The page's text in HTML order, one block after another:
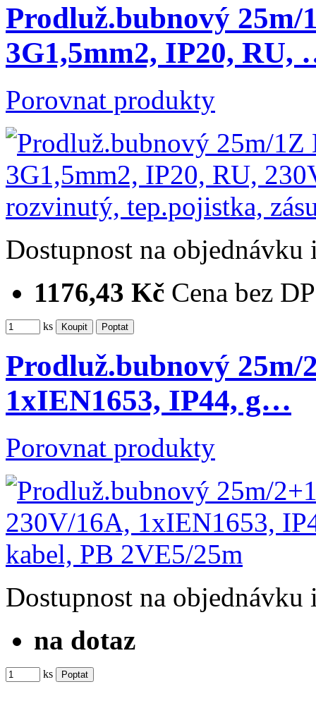
Prodluž.bubnový
3G1,5mm2, IP20, RU,
Porovnat produkty
Dostupnost na objednávku
1176,43 Kč Cena bez
ks
Prodluž.bubnový 25m/
1xIEN1653, IP44, g…
Porovnat produkty
Dostupnost na objednávku
na dotaz
ks